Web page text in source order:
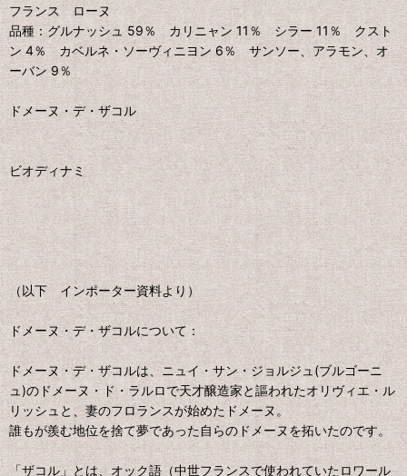
フランス ローヌ
品種：グルナッシュ 59％ カリニャン 11％ シラー 11％ クスト
ン 4％ カベルネ・ソーヴィニヨン 6％ サンソー、アラモン、オ
ーバン 9％
ドメーヌ・デ・ザコル
ビオディナミ
（以下 インポーター資料より）
ドメーヌ・デ・ザコルについて：
ドメーヌ・デ・ザコルは、ニュイ・サン・ジョルジュ(ブルゴーニ
ュ)のドメーヌ・ド・ラルロで天才醸造家と謳われたオリヴィエ・ル
リッシュと、妻のフロランスが始めたドメーヌ。
誰もが羨む地位を捨て夢であった自らのドメーヌを拓いたのです。
「ザコル」とは、オック語（中世フランスで使われていたロワール